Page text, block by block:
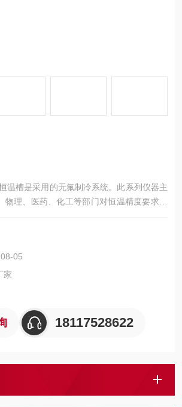
温槽是采用的无氟制冷系统。此系列仪器主
物理、医药、化工等部门对恒温精度要求较
仪器，具有使槽内温度与均匀、智能控温更
量仪表制造中的定标用途。
05
家
18117528622